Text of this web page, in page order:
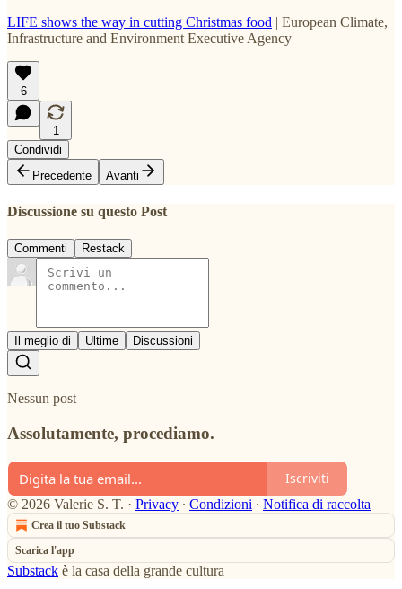
LIFE shows the way in cutting Christmas food | European Climate,
Infrastructure and Environment Executive Agency
6
1
Condividi
Precedente
Avanti
Discussione su questo Post
Commenti Restack
Il meglio di Ultime Discussioni
Nessun post
Assolutamente, procediamo.
Iscriviti
© 2026 Valerie S. T. · Privacy ∙ Condizioni ∙ Notifica di raccolta
Crea il tuo Substack
Scarica l'app
Substack è la casa della grande cultura